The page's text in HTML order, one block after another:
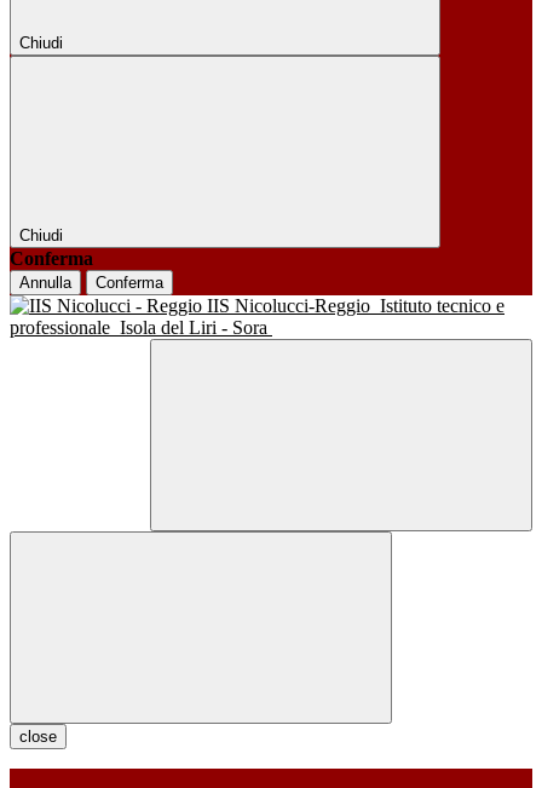
Chiudi
Chiudi
Conferma
Annulla Conferma
IIS Nicolucci-Reggio Istituto tecnico e
professionale Isola del Liri - Sora
close